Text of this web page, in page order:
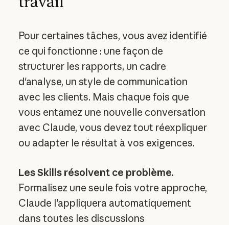
Pour certaines tâches, vous avez identifié
ce qui fonctionne : une façon de
structurer les rapports, un cadre
d'analyse, un style de communication
avec les clients. Mais chaque fois que
vous entamez une nouvelle conversation
avec Claude, vous devez tout réexpliquer
ou adapter le résultat à vos exigences.
Les Skills résolvent ce problème.
Formalisez une seule fois votre approche,
Claude l'appliquera automatiquement
dans toutes les discussions